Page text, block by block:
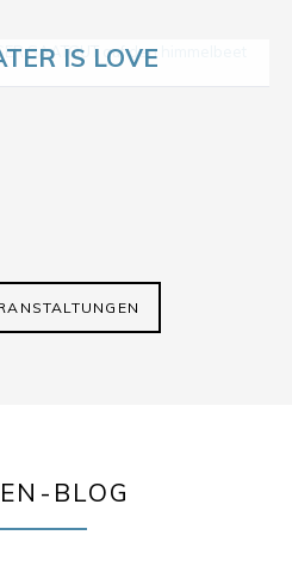
IS LOVE
BLOG